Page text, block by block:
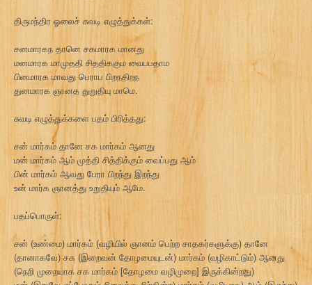
திருமந்திர ஓலைச் சுவடி எழுத்துக்கள்:
சனமாரகந தானெ சகமாரக மானது
மனமாரக மாமுததி சிததிககும வைபபதாம
பினமாரக மாவது பெராப பிறநதிறந
துனமாரக ஞானத துறுதியு மாமெ.
சுவடி எழுத்துக்களை பதம் பிரித்தது:
சன் மார்கம் தானே சக மார்கம் ஆனது
மன் மார்கம் ஆம் முத்தி சித்திக்கும் வைப்பது ஆம்
பின் மார்கம் ஆவது பேரா பிறந்து இறந்து
உன் மார்க ஞானத்து உறுதியும் ஆமே.
பதப்பொருள்:
சன் (உண்மை) மார்கம் (வழியில் ஞானம் பெற்ற சாதகர்களுக்கு) தானே
(தானாகவே) சக (இறைவன் தோழமையுடன்) மார்கம் (வழிகாட்டும்) ஆனது
(நெறி முறையாக சக மார்கம் [தோழமை வழிமுறை] இருக்கின்றது)